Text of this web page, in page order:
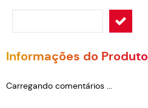
Informações do Produto
Carregando comentários ...